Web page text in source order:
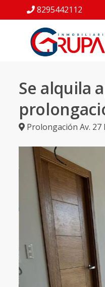
8295442112
Se alquila
Prolongación Av. 27